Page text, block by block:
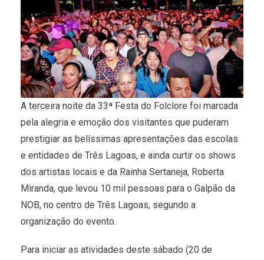
A terceira noite da 33ª Festa do Folclore foi marcada
pela alegria e emoção dos visitantes que puderam
prestigiar as belíssimas apresentações das escolas
e entidades de Três Lagoas, e ainda curtir os shows
dos artistas locais e da Rainha Sertaneja, Roberta
Miranda, que levou 10 mil pessoas para o Galpão da
NOB, no centro de Três Lagoas, segundo a
organização do evento.
Para iniciar as atividades deste sábado (20 de